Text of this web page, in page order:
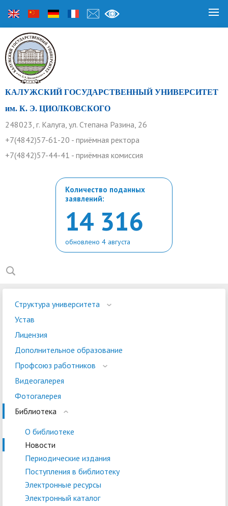
КАЛУЖСКИЙ ГОСУДАРСТВЕННЫЙ УНИВЕРСИТЕТ
им. К. Э. ЦИОЛКОВСКОГО
248023, г. Калуга, ул. Степана Разина, 26
+7(4842)57-61-20 - приёмная ректора
+7(4842)57-44-41 - приёмная комиссия
Количество поданных
заявлений:
14 316
обновлено 4 августа
Структура университета
Устав
Лицензия
Дополнительное образование
Профсоюз работников
Видеогалерея
Фотогалерея
Библиотека
О библиотеке
Новости
Периодические издания
Поступления в библиотеку
Электронные ресурсы
Электронный каталог